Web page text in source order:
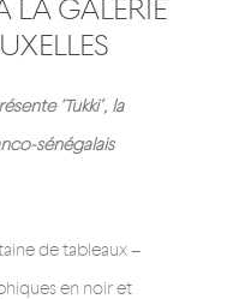
LA GALERIE
‘Tukki’, la
sénégalais
de tableaux –
en noir et